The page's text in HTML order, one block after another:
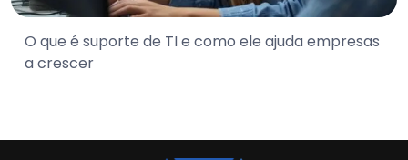
O que é suporte de TI e como ele ajuda empresas
a crescer